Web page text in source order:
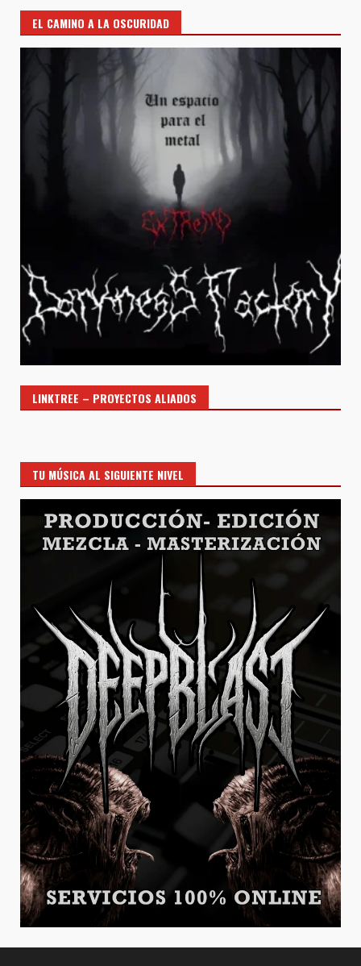
EL CAMINO A LA OSCURIDAD
LINKTREE – PROYECTOS ALIADOS
TU MÚSICA AL SIGUIENTE NIVEL